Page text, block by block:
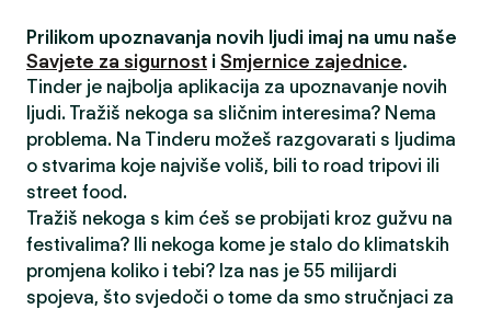
Prilikom upoznavanja novih ljudi imaj na umu naše
Savjete za sigurnost i Smjernice zajednice.
Tinder je najbolja aplikacija za upoznavanje novih
ljudi. Tražiš nekoga sa sličnim interesima? Nema
problema. Na Tinderu možeš razgovarati s ljudima
o stvarima koje najviše voliš, bili to road tripovi ili
street food.
Tražiš nekoga s kim ćeš se probijati kroz gužvu na
festivalima? Ili nekoga kome je stalo do klimatskih
promjena koliko i tebi? Iza nas je 55 milijardi
spojeva, što svjedoči o tome da smo stručnjaci za